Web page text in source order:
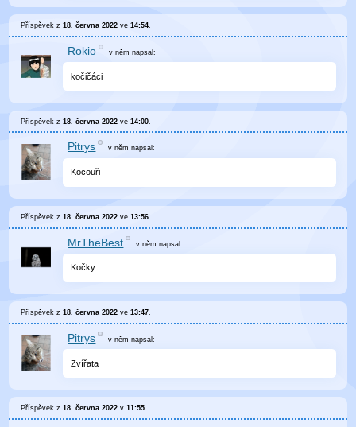
Příspěvek z18. června 2022 ve14:54.
Rokio v němnapsal:
kočičáci
Příspěvek z18. června 2022 ve14:00
Pitrys v němnapsal:
Kocouři
Příspěvek z18. června 2022 ve13:56
MrTheBest v němnapsal:
Kočky
Příspěvek z18. června 2022 ve13:47.
Pitrys v němnapsal:
Zvířata
Příspěvek z18. června 2022 v11:55.